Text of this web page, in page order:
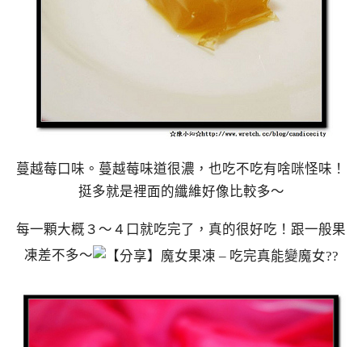
蔓越莓口味。蔓越莓味道很濃，也吃不吃有啥咪怪味！
挺多就是裡面的纖維好像比較多～
每一顆大概３～４口就吃完了，真的很好吃！跟一般果
凍差不多～